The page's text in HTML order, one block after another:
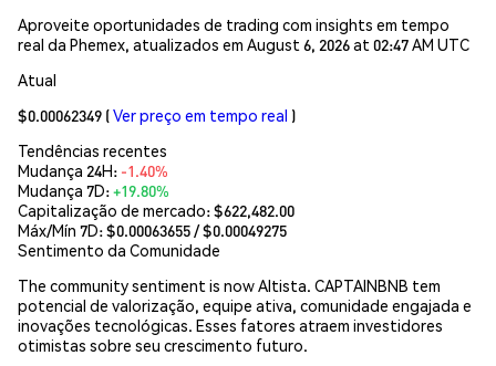
Aproveite oportunidades de trading com insights em tempo
real da Phemex, atualizados em August 6, 2026 at 02:47 AM UTC
Atual
$0.00062349 (Ver preço em tempo real )
Tendências recentes
Mudança 24H: -1.40%
Mudança 7D:+19.80%
Capitalização de mercado:$622,482.00
Máx/Mín 7D: $0.00063655/ $0.00049275
Sentimento da Comunidade
The community sentiment is now Altista. CAPTAINBNB tem
potencial de valorização, equipe ativa, comunidade engajada e
inovações tecnológicas. Esses fatores atraem investidores
otimistas sobre seu crescimento futuro.